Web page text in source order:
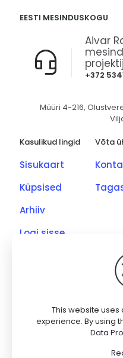
EESTI MESINDUSKOGU
+372
Aivar
Müüri 4-216,
Kasulikud lingid
Sisukaart
Küpsised
Arhiiv
Logi sisse
Võta
This website
experience. By using
Data